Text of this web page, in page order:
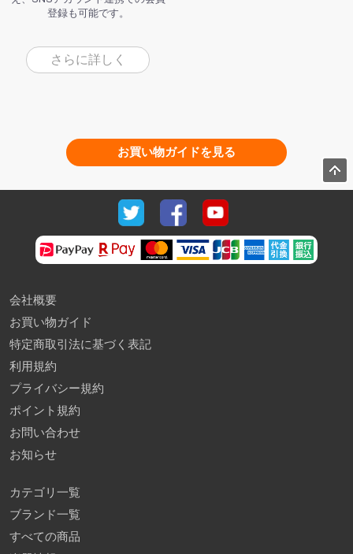
登録も可能です。
さらに詳しく
お買い物ガイドを見る
会社概要
お買い物ガイド
特定商取引法に基づく表記
利用規約
プライバシー規約
ポイント規約
お問い合わせ
お知らせ
カテゴリ一覧
ブランド一覧
すべての商品